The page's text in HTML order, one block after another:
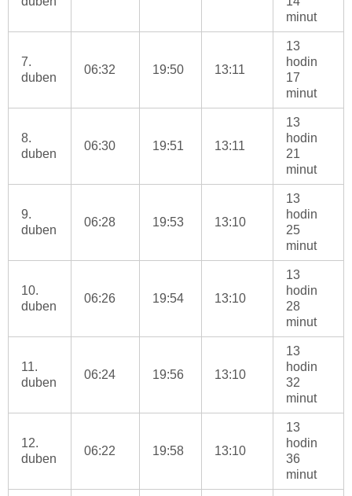
minut
7.
duben
06:32 19:50 13:11
13
hodin
17
minut
8.
duben
06:30 19:51 13:11
13
hodin
21
minut
9.
duben
06:28 19:53 13:10
13
hodin
25
minut
10.
duben
06:26 19:54 13:10
13
hodin
28
minut
11.
duben
06:24 19:56 13:10
13
hodin
32
minut
12.
duben
06:22 19:58 13:10
13
hodin
36
minut